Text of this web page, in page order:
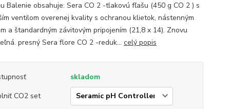
Balenie obsahuje: Sera CO 2 -tlakovú fľašu (450 g CO 2 ) s
ventilom overenej kvality s ochranou klietok, nástenným
a štandardným závitovým pripojením (21,8 x 14). Znovu
presný Sera flore CO 2 -reduk... celý popis
skladom
CO2 set